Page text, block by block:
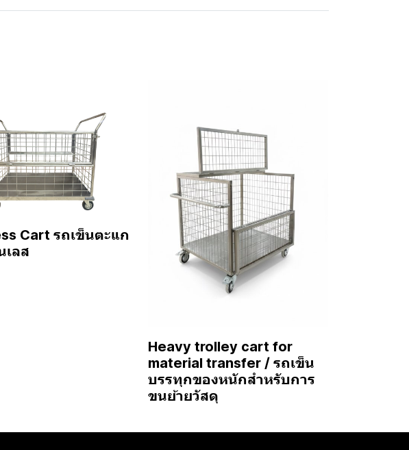
Cart รถเข็นตะแก
เลส
Heavy trolley cart for
material transfer / รถเข็น
บรรทุกของหนักสำหรับการ
ขนย้ายวัสดุ